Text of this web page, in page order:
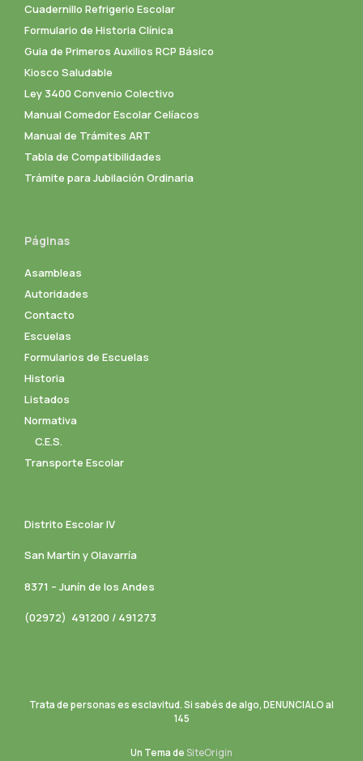
Cuadernillo Refrigerio Escolar
Formulario de Historia Clínica
Guia de Primeros Auxilios RCP Básico
Kiosco Saludable
Ley 3400 Convenio Colectivo
Manual Comedor Escolar Celíacos
Manual de Trámites ART
Tabla de Compatibilidades
Trámite para Jubilación Ordinaria
Páginas
Asambleas
Autoridades
Contacto
Escuelas
Formularios de Escuelas
Historia
Listados
Normativa
C.E.S.
Transporte Escolar
Distrito Escolar IV
San Martín y Olavarría
8371 – Junín de los Andes
(02972) 491200 / 491273
Trata de personas es esclavitud. Si sabés de algo, DENUNCIALO al
145
Un Tema de SiteOrigin